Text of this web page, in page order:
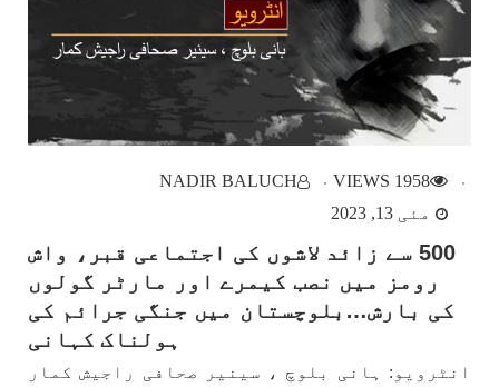
1958 VIEWS
NADIR BALUCH
مئی 13, 2023
500 سے زائد لاشوں کی اجتماعی قبر، واش
رومز میں نصب کیمرے اور مارٹر گولوں
کی بارش…بلوچستان میں جنگی جرائم کی
ہولناک کہانی
انٹرویو: ہانی بلوچ ، سینیر صحافی راجیش کمار